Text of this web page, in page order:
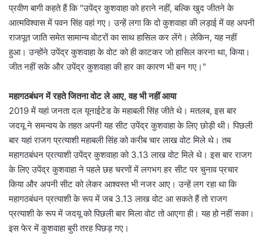
प्रवीण बागी कहते हैं कि "उपेंद्र कुशवाहा को हराने नहीं, बल्कि खुद जीतने के
आत्मविश्वास में पवन सिंह वहां गए। उन्हें लगा कि दो कुशवाहा की लड़ाई में वह अपनी
राजपूत जाति समेत सामान्य वोटरों का साथ हासिल कर लेंगे। लेकिन, यह नहीं
हुआ। उन्होंने उपेंद्र कुशवाहा के वोट को ही काटकर जो हासिल करना था, किया।
जीत नहीं सके और उपेंद्र कुशवाहा की हार का कारण भी बन गए।"
महागठबंधन में रहते जितना वोट ले आए, वह भी नहीं आया
2019 में यहां जनता दल यूनाईटेड के महाबली सिंह जीते थे। मतलब, इस बार
जदयू ने समन्वय के तहत अपनी यह सीट उपेंद्र कुशवाहा के लिए छोड़ी थी। पिछली
बार यहां राजग प्रत्याशी महाबली सिंह को करीब चार लाख वोट मिले थे। तब
महागठबंधन प्रत्याशी उपेंद्र कुशवाहा को 3.13 लाख वोट मिले थे। इस बार राजग
के लिए उपेंद्र कुशवाहा ने पहले छह चरणों में लगभग हर सीट पर चुनाव प्रचार
किया और अपनी सीट को लेकर आश्वस्त भी नजर आए। उन्हें लग रहा था कि
महागठबंधन प्रत्याशी के रूप में जब 3.13 लाख वोट आ सकते हैं तो राजग
प्रत्याशी के रूप में जदयू को पिछली बार मिला वोट तो आएगा ही। यह हो नहीं सका।
इस फेर में कुशवाहा बुरी तरह पिछड़ गए।